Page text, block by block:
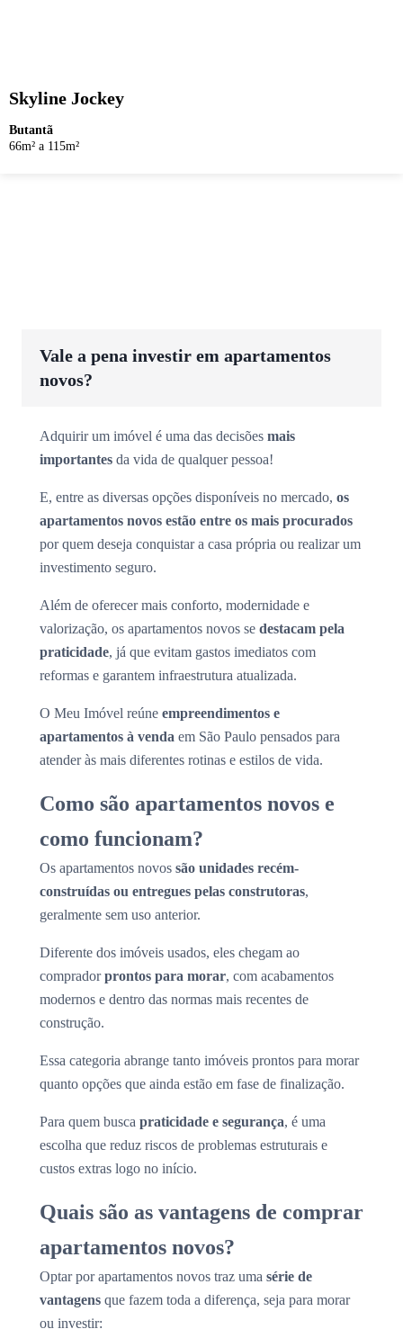
Skyline Jockey
Butantã
66m² a 115m²
Vale a pena investir em apartamentos
novos?
Adquirir um imóvel é uma das decisões mais
importantes da vida de qualquer pessoa!
E, entre as diversas opções disponíveis no mercado, os
apartamentos novos estão entre os mais procurados
por quem deseja conquistar a casa própria ou realizar um
investimento seguro.
Além de oferecer mais conforto, modernidade e
valorização, os apartamentos novos se destacam pela
praticidade, já que evitam gastos imediatos com
reformas e garantem infraestrutura atualizada.
O Meu Imóvel reúne empreendimentos e
apartamentos à venda em São Paulo pensados para
atender às mais diferentes rotinas e estilos de vida.
Como são apartamentos novos e
como funcionam?
Os apartamentos novos são unidades recém-
construídas ou entregues pelas construtoras,
geralmente sem uso anterior.
Diferente dos imóveis usados, eles chegam ao
compradorprontos para morar, com acabamentos
modernos e dentro das normas mais recentes de
construção.
Essa categoria abrange tanto imóveis prontos para morar
quanto opções que ainda estão em fase de finalização.
Para quem busca praticidade e segurança, é uma
escolha que reduz riscos de problemas estruturais e
custos extras logo no início.
Quais são as vantagens de comprar
apartamentos novos?
Optar por apartamentos novos traz uma série de
vantagens que fazem toda a diferença, seja para morar
ou investir: